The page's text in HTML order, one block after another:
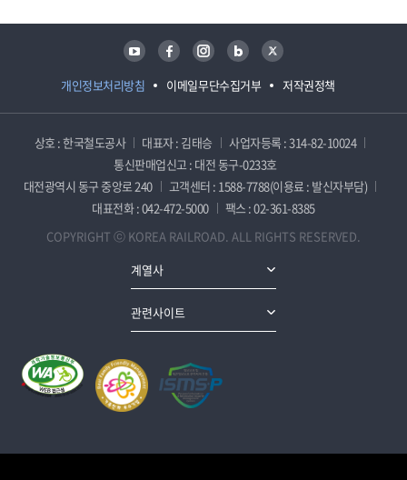
개인정보처리방침 이메일무단수집거부 저작권정책
유튜브 페이스북 인스타그램 블로그 트위터
상호 : 한국철도공사 대표자 : 김태승
사업자등록 : 314-82-10024
통신판매업신고 : 대전 동구-0233호
대전광역시 동구 중앙로 240
고객센터 : 1588-7788(이용료 : 발신자부담)
대표전화 : 042-472-5000
팩스 : 02-361-8385
COPYRIGHT ⓒ KOREA RAILROAD. ALL RIGHTS RESERVED.
계열사
관련사이트